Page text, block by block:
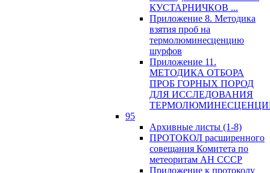
КУСТАРНИЧКОВ ...
Приложение 8. Методика
взятия проб на
термолюминесценцию
шурфов
Приложение 11.
МЕТОДИКА ОТБОРА
ПРОБ ГОРНЫХ ПОРОД
ДЛЯ ИССЛЕДОВАНИЯ
95
Архивные листы (1-8)
ПРОТОКОЛ расширенного
совещания Комитета по
метеоритам АН СССР
Приложение к протоколу